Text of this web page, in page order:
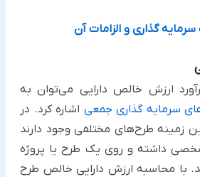
گذاری و الزامات آن
ارزش خالص دارایی می‌توان به
سرمایه‌ گذاری جمعی اشاره کرد. در
زمینه طرح‌های مختلفی وجود دارند
داشته و روی یک طرح یا پروژه
با محاسبه ارزش دارایی خالص طرح